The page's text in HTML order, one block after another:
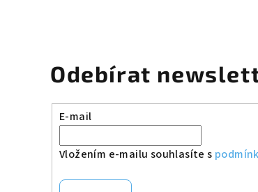
Odebírat
E-mail
Vložením e-mailu souhlasíte s